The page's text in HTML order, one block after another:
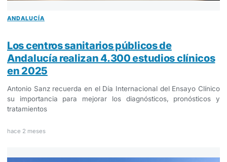
ANDALUCÍA
Los centros sanitarios públicos de
Andalucía realizan 4.300 estudios clínicos
en 2025
Antonio Sanz recuerda en el Día Internacional del Ensayo Clínico
su importancia para mejorar los diagnósticos, pronósticos y
tratamientos
hace 2 meses